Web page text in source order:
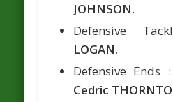
JOHNSON.
Defensive
LOGAN.
Defensive Ends :
Cedric